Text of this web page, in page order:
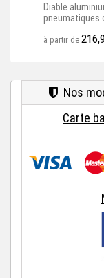
Diable
pneumatiques
à partir de
Nos
Carte